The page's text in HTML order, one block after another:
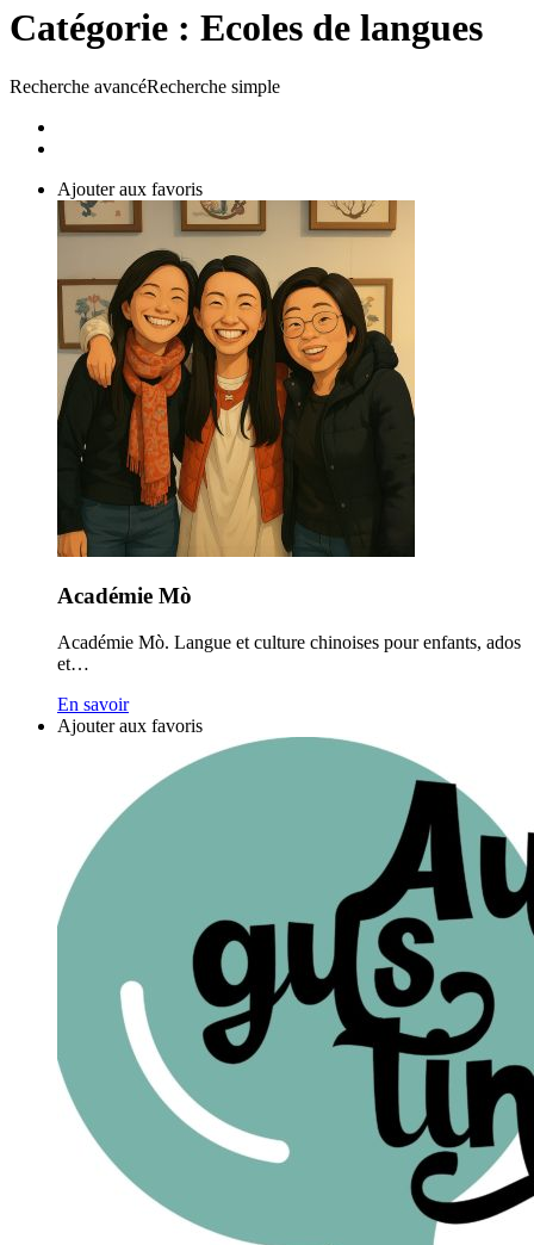
Catégorie : Ecoles de langues
Recherche avancéRecherche simple
Ajouter aux favoris
Académie Mò
Académie Mò. Langue et culture chinoises pour enfants, ados
et…
En savoir
Ajouter aux favoris